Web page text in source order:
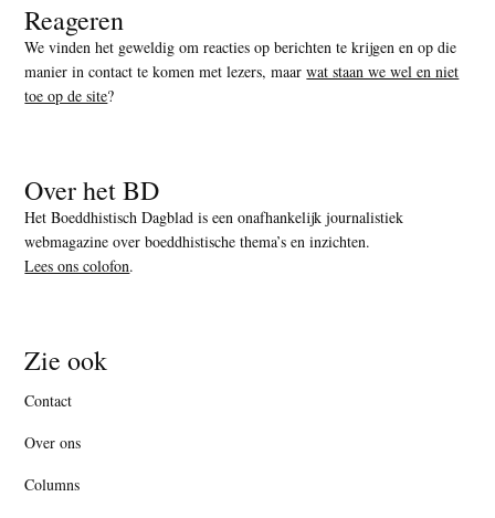
Reageren
We vinden het geweldig om reacties op berichten te krijgen en op die
manier in contact te komen met lezers, maarwat staan we wel en niet
toe op de site?
Over het BD
Het Boeddhistisch Dagblad is een onafhankelijk journalistiek
webmagazine over boeddhistische thema’s en inzichten.
Lees ons colofon.
Zie ook
Contact
Over ons
Columns